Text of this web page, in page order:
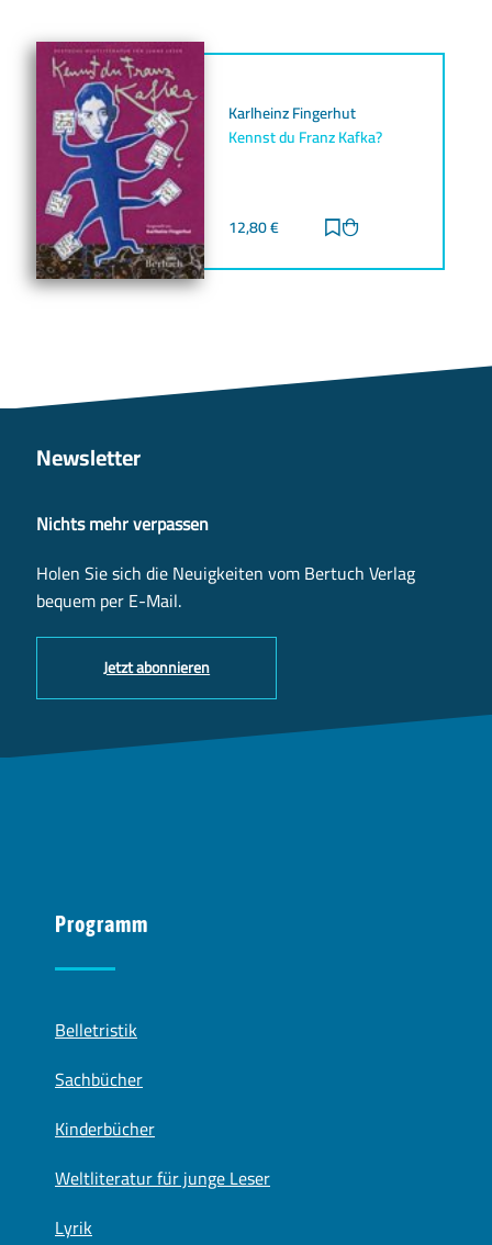
Karlheinz Fingerhut
Kennst du Franz Kafka?
12,80€ Zur Merkliste
Newsletter
Nichts mehr verpassen
Holen Sie sich die Neuigkeiten vom Bertuch Verlag
bequem per E-Mail.
Jetzt abonnieren
Programm
Belletristik
Sachbücher
Kinderbücher
Weltliteratur für junge Leser
Lyrik